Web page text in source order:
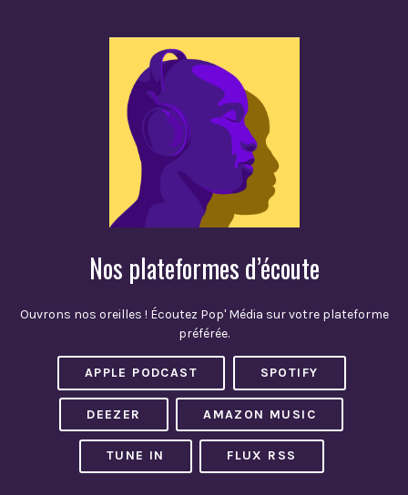
Nos plateformes d’écoute
Ouvrons nos oreilles ! Écoutez Pop' Média sur votre plateforme
préférée.
APPLE PODCAST SPOTIFY
DEEZER AMAZON MUSIC
TUNE IN FLUX RSS